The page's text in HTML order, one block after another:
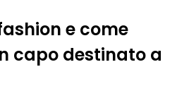
e come
capo destinato a